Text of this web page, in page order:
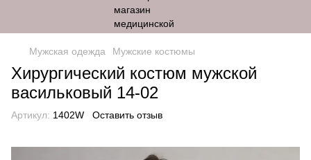
Мужская одежда Мужские костюмы
Хирургический костюм мужской
васильковый 14-02
Артикул: 1402W Оставить отзыв